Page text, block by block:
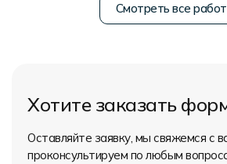
Смотреть все
Хотите заказать
Оставляйте заявку, мы свяжемся с
проконсультируем по любым